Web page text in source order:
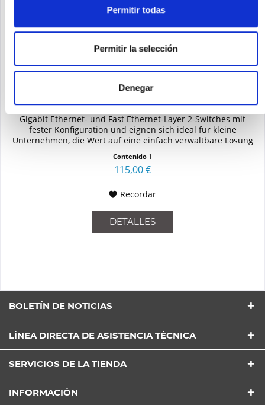
Permitir todas
Permitir la selección
Denegar
HP J9802A
Die Geräte der HP 1810 Switch-Serie sind intelligent verwaltete
Gigabit Ethernet- und Fast Ethernet-Layer 2-Switches mit
fester Konfiguration und eignen sich ideal für kleine
Unternehmen, die Wert auf eine einfach verwaltbare Lösung
Contenido 1
115,00 €
Recordar
DETALLES
BOLETÍN DE NOTICIAS
LÍNEA DIRECTA DE ASISTENCIA TÉCNICA
SERVICIOS DE LA TIENDA
INFORMACIÓN